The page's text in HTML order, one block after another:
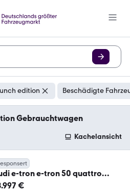
edition Beschädigte
Gebrauchtwagen
Kachelansicht
e-tron e-tron 50 quattro
edition 71 kWh
€